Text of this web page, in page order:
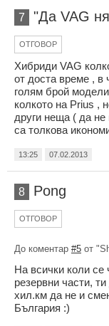
7 "Да VAG
ОТГОВОР
Хибриди VAG
от доста време , в
голям брой
колкото на Prius ,
други неща ( да не
са толкова
13:25 07.02.2013
8 Pong
ОТГОВОР
До коментар #5 от
На всички коли се
резервни части,
хил.км да не и
България :)